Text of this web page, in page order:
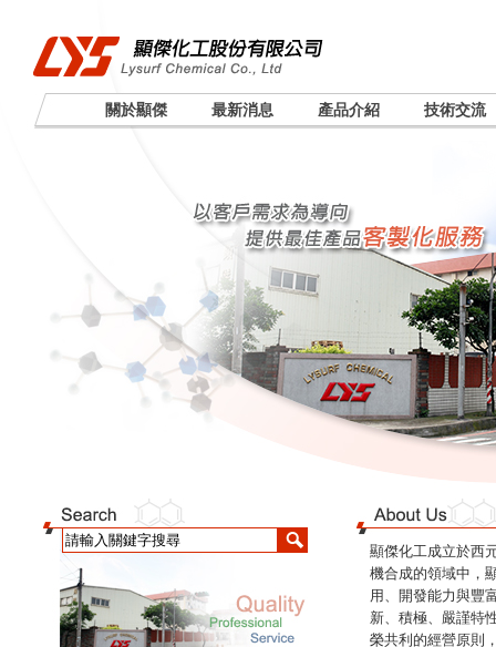
關於顯傑 最新消息 產品介紹 技術交流
顯傑化工成立於西
機合成的領域中，
用、開發能力與豐
新、積極、嚴謹特
榮共利的經營原則